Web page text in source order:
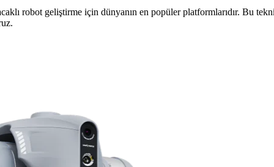
robot geliştirme için dünyanın en popüler platformlarıdır. Bu